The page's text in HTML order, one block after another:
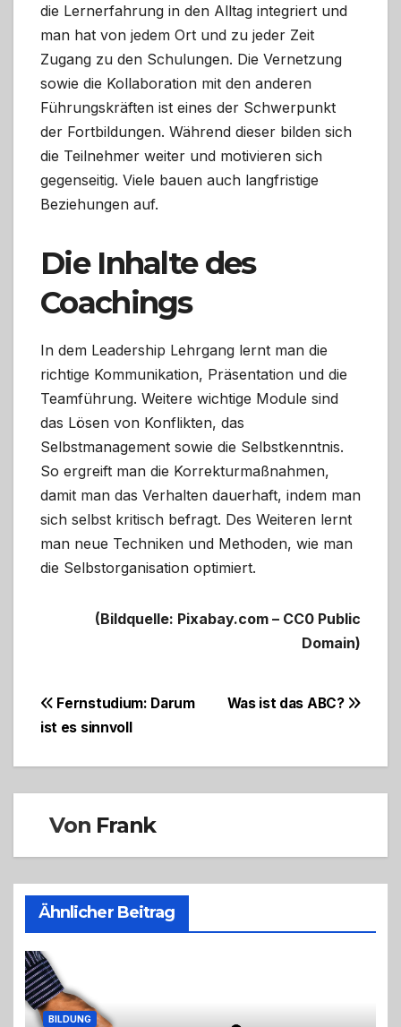
die Lernerfahrung in den Alltag integriert und
man hat von jedem Ort und zu jeder Zeit
Zugang zu den Schulungen. Die Vernetzung
sowie die Kollaboration mit den anderen
Führungskräften ist eines der Schwerpunkt
der Fortbildungen. Während dieser bilden sich
die Teilnehmer weiter und motivieren sich
gegenseitig. Viele bauen auch langfristige
Beziehungen auf.
Die Inhalte des
Coachings
In dem Leadership Lehrgang lernt man die
richtige Kommunikation, Präsentation und die
Teamführung. Weitere wichtige Module sind
das Lösen von Konflikten, das
Selbstmanagement sowie die Selbstkenntnis.
So ergreift man die Korrekturmaßnahmen,
damit man das Verhalten dauerhaft, indem man
sich selbst kritisch befragt. Des Weiteren lernt
man neue Techniken und Methoden, wie man
die Selbstorganisation optimiert.
(Bildquelle: Pixabay.com – CC0 Public
Domain)
Beitragsnavigation
Was ist das ABC?
Fernstudium: Darum
ist es sinnvoll
Von Frank
Ähnlicher Beitrag
BILDUNG